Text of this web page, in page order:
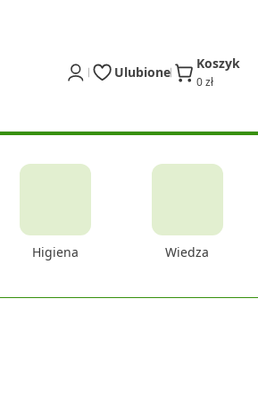
Ulubione
Koszyk
0 zł
Higiena Wiedza